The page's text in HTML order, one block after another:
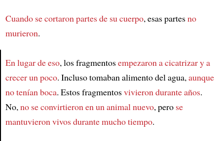
Article
Cuando se cortaron partes de su cuerpo, esas partesno
murieron.
En lugar de eso, los fragmentosempezaron a cicatrizar y a
crecer un poco. Incluso tomaban alimento del agua,aunque
no tenían boca. Estos fragmentosvivieron durante años.
No,no se convirtieron en un animal nuevo, pero se
mantuvieron vivos durante mucho tiempo.